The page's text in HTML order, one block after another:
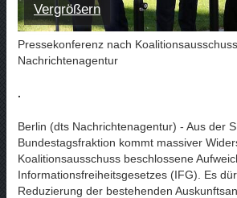
Vergrößern
Pressekonferenz nach
Nachrichtenagentur
.
Berlin (dts Nachrichtenagentur) - Aus der
Bundestagsfraktion kommt massiver
Koalitionsausschuss beschlossene
Informationsfreiheitsgesetzes (IFG). Es
Reduzierung der bestehenden